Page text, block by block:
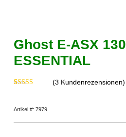
Ghost E-ASX 130
ESSENTIAL
basierend auf
Kundenbewertungen
(3 Kundenrezensionen)
Artikel #: 7979